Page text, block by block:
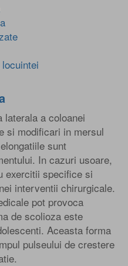
laterala a coloanei
si modificari in mersul
sunt
In cazuri usoare,
exercitii specifice si
interventii chirurgicale.
pot provoca
de scolioza este
Aceasta forma
pulseului de crestere